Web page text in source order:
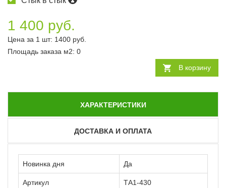
1 400 руб.
Цена за 1 шт: 1400 руб.
Площадь заказа м2: 0
В корзину
ХАРАКТЕРИСТИКИ
ДОСТАВКА И ОПЛАТА
Новинка дня Да
Артикул ТА1-430